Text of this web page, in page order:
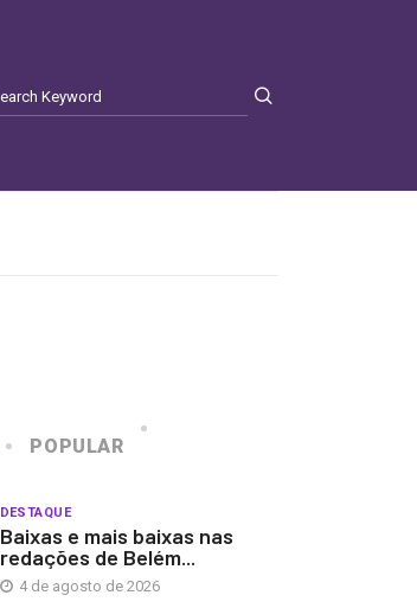
POPULAR
DESTAQUE
Baixas e mais baixas nas
redações de Belém...
4 de agosto de 2026